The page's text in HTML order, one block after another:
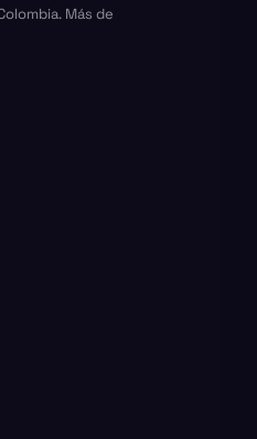
Más de